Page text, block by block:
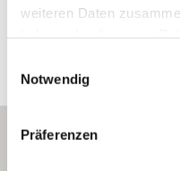
weiteren Daten
Notwendig
Präferenzen
Erkunden Sie